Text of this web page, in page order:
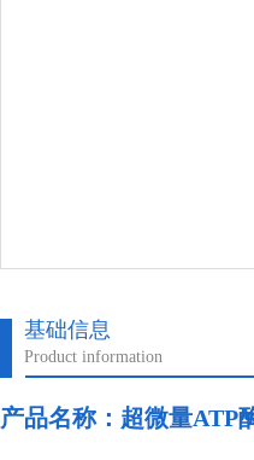
基础信息
Product information
产品名称： 超微量ATP